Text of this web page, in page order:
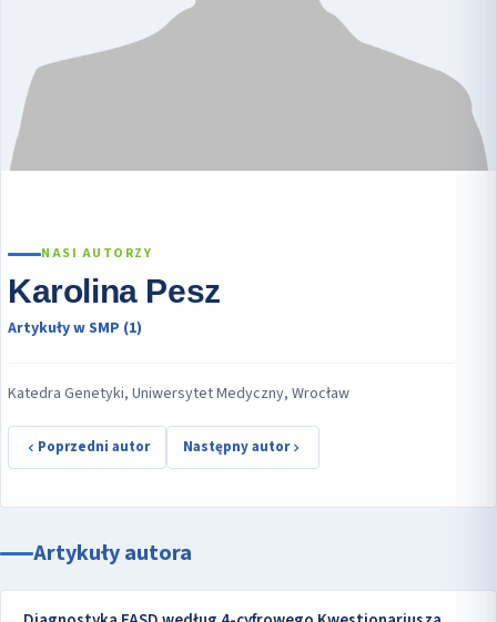
NASI AUTORZY
Karolina Pesz
Artykuły w SMP (1)
Katedra Genetyki, Uniwersytet Medyczny, Wrocław
Poprzedni autor Następny autor
Artykuły autora